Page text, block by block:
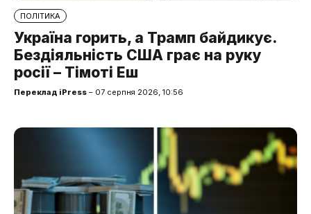
ПОЛІТИКА
Україна горить, а Трамп байдикує.
Бездіяльність США грає на руку
росії – Тімоті Еш
Переклад iPress – 07 серпня 2026, 10:56